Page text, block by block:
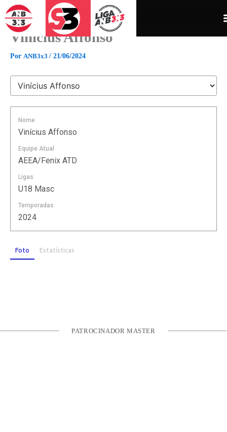
para
conteúdo
Vinícius Affonso
Por ANB3x3 / 21/06/2024
Nome
Vinícius Affonso
Equipe Atual
AEEA/Fenix ATD
Ligas
U18 Masc
Temporadas
2024
Foto Estatísticas
PATROCINADOR MASTER